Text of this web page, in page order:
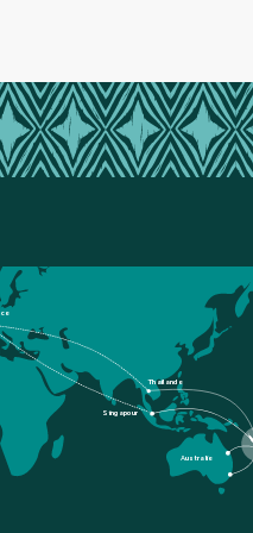
Australie
Singapour
Thaïlande